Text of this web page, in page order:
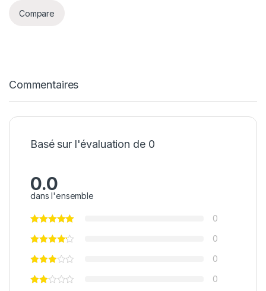
Compare
Commentaires
Basé sur l'évaluation de 0
0.0
dans l'ensemble
0
0
0
0